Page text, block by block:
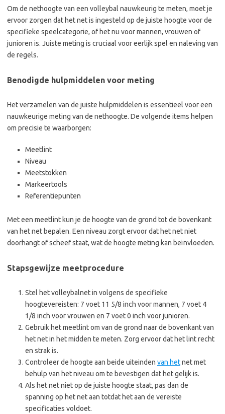
Om de nethoogte van een volleybal nauwkeurig te meten, moet je
ervoor zorgen dat het net is ingesteld op de juiste hoogte voor de
specifieke speelcategorie, of het nu voor mannen, vrouwen of
junioren is. Juiste meting is cruciaal voor eerlijk spel en naleving van
de regels.
Benodigde hulpmiddelen voor meting
Het verzamelen van de juiste hulpmiddelen is essentieel voor een
nauwkeurige meting van de nethoogte. De volgende items helpen
om precisie te waarborgen:
Meetlint
Niveau
Meetstokken
Markeertools
Referentiepunten
Met een meetlint kun je de hoogte van de grond tot de bovenkant
van het net bepalen. Een niveau zorgt ervoor dat het net niet
doorhangt of scheef staat, wat de hoogte meting kan beïnvloeden.
Stapsgewijze meetprocedure
Stel het volleybalnet in volgens de specifieke
hoogtevereisten: 7 voet 11 5/8 inch voor mannen, 7 voet 4
1/8 inch voor vrouwen en 7 voet 0 inch voor junioren.
Gebruik het meetlint om van de grond naar de bovenkant van
het net in het midden te meten. Zorg ervoor dat het lint recht
en strak is.
Controleer de hoogte aan beide uiteinden van hetnet met
behulp van het niveau om te bevestigen dat het gelijk is.
Als het net niet op de juiste hoogte staat, pas dan de
spanning op het net aan totdat het aan de vereiste
specificaties voldoet.